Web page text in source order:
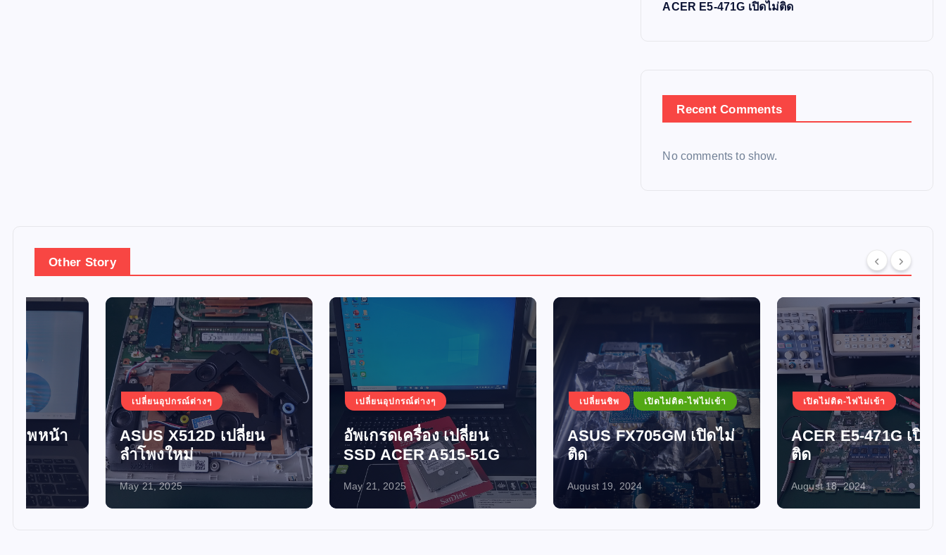
ACER E5-471G เปิดไม่ติด
Recent Comments
No comments to show.
Other Story
เปลี่ยนอุปกรณ์ต่างๆ
ASUS X512D เปลี่ยน
ลำโพงใหม่
May 21, 2025
เปลี่ยนอุปกรณ์ต่างๆ
อัพเกรดเครื่อง เปลี่ยน
SSD ACER A515-51G
May 21, 2025
เปิดไม่ติด-ไฟไม่เข้า
ASUS FX705GM เปิดไม่
ติด
August 19, 2024
เปิดไม่ติด-ไฟไม่เข้า
ACER E5-471G เปิดไม่
ติด
August 18, 2024